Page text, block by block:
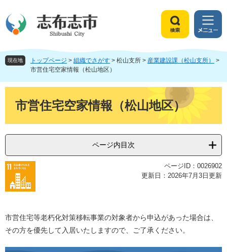
ジ
頭
ュ
飛
へ
索
メ
ニ
ュ
ー
現在地 トップページ > 組織でさがす > 松山支所 > 産業建設課（松山支所）
>
市営住宅空家情報（松山地区）
市営住宅空家情報（松山地区）
ページ内目次
ページID：0026902
更新日：2026年7月3日更新
市営住宅等老朽化対策移転事業の対象者から申込があった場合は、
その方を優先して入居いたしますので、ご了承ください。